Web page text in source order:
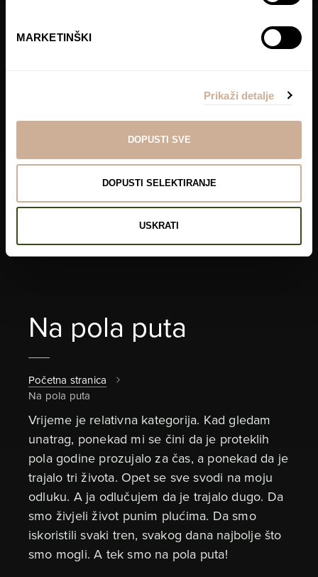
MARKETINŠKI
Prikaži detalje
DOPUSTI SVE
DOPUSTI SELEKTIRANJE
USKRATI
Na pola puta
Početna stranica
Na pola puta
Vrijeme je relativna kategorija. Kad gledam
unatrag, ponekad mi se čini da je proteklih
pola godine prozujalo za čas, a ponekad da je
trajalo tri života. Opet se sve svodi na moju
odluku. A ja odlučujem da je trajalo dugo. Da
smo živjeli život punim plućima. Da smo
iskoristili svaki tren, svakog dana najbolje što
smo mogli. A tek smo na pola puta!